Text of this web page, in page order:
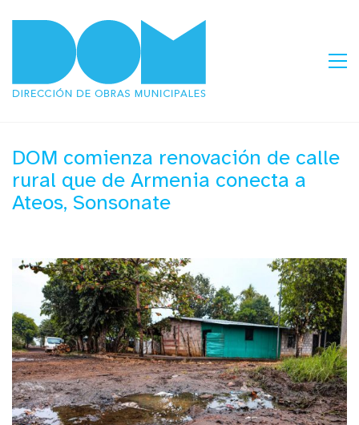
DOM comienza renovación de calle
rural que de Armenia conecta a
Ateos, Sonsonate